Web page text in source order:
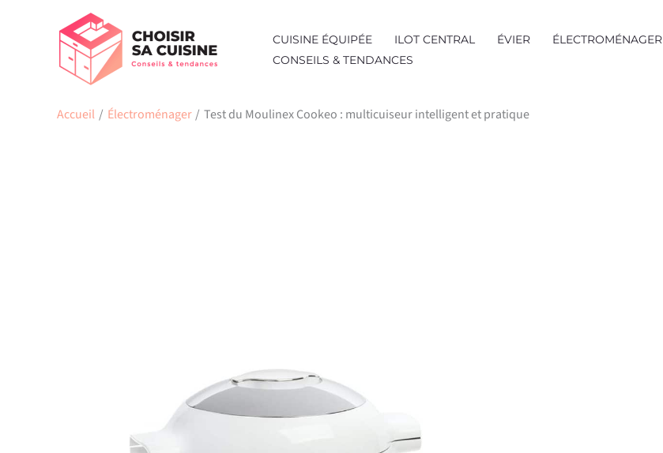
CUISINE ÉQUIPÉE ILOT CENTRAL ÉVIER ÉLECTROMÉNAGER
CONSEILS & TENDANCES
Accueil Électroménager Test du Moulinex Cookeo : multicuiseur intelligent et pratique